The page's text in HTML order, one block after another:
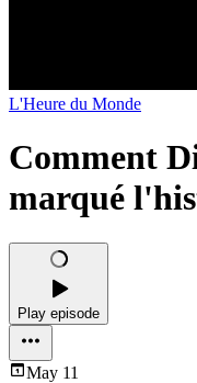
L'Heure du Monde
Comment
marqué
Play episode
May 11